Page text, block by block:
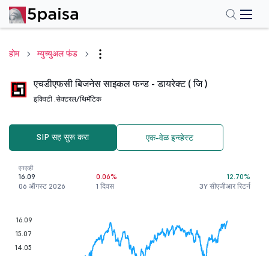
होम म्युच्युअल फंड
एचडीएफसी बिजनेस साइकल फन्ड - डायरेक्ट ( जि )
इक्विटी .सेक्टरल/थिमॅटिक
SIP सह सुरू करा एक-वेळ इन्व्हेस्ट
एनएव्ही
16.09
06 ऑगस्ट 2026
0.06%
1 दिवस
12.70%
3Y सीएजीआर रिटर्न
16.09
15.07
14.05